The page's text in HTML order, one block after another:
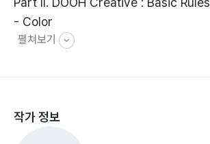
- Color
- Typography
- Location 1: 강서구/양천구/영등포구/
펼쳐보기
작가 정보